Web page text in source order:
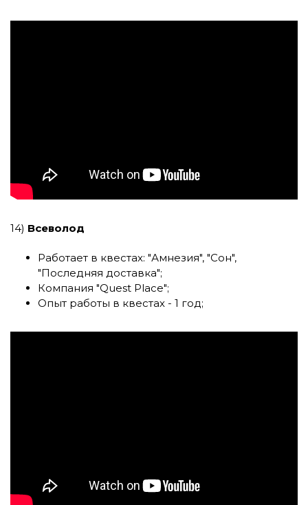
14) Всеволод
Работает в квестах: "Амнезия", "Сон",
"Последняя доставка";
Компания "Quest Place";
Опыт работы в квестах - 1 год;